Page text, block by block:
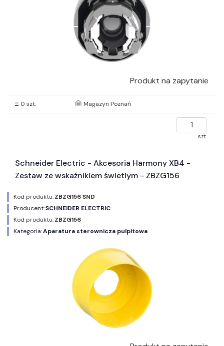
Produkt na zapytanie
0 szt. Magazyn Poznań
szt.
Schneider Electric - Akcesoria Harmony XB4 -
Zestaw ze wskaźnikiem świetlym - ZBZG156
Kod produktu:ZBZG156 SND
Producent:SCHNEIDER ELECTRIC
Kod produktu:ZBZG156
Kategoria:Aparatura sterownicza pulpitowa